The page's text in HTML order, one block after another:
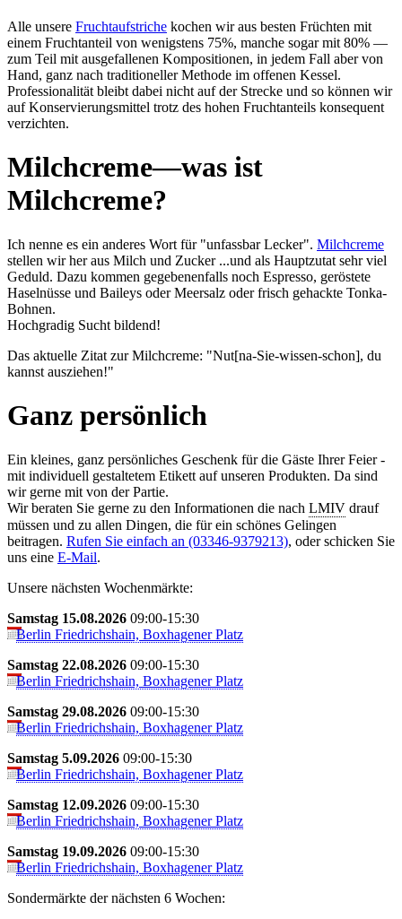
Alle unsere Frucht­auf­stri­che kochen wir aus besten Früch­ten mit
einem Frucht­an­teil von we­nigs­tens 75%, man­che sogar mit 80% —
zum Teil mit aus­ge­fal­le­nen Kom­po­si­tio­nen, in jedem Fall aber von
Hand, ganz nach tra­di­tion­el­ler Me­thode im of­fe­nen Kes­sel.
Professionalität bleibt dabei nicht auf der Strecke und so können wir
auf Kon­servierungs­mittel trotz des hohen Frucht­anteils konsequent
verzichten.
Milchcreme—was ist
Milchcreme?
Ich nen­ne es ein anderes Wort für "un­fass­bar Lec­ker". Milch­creme
stel­len wir her aus Milch und Zucker ...und als Haupt­zu­tat sehr viel
Ge­duld. Dazu kom­men ge­ge­be­nen­falls noch Es­presso, ge­rös­tete
Hasel­nüsse und Baileys oder Meer­salz oder frisch gehackte Tonka-
Boh­nen.
Hochgradig Sucht bildend!
Das aktuelle Zitat zur Milchcreme: "Nut[na-Sie-wissen-schon], du
kannst ausziehen!"
Ganz persönlich
Ein kleines, ganz persönliches Geschenk für die Gäste Ihrer Feier -
mit individuell gestaltetem Etikett auf unseren Produkten. Da sind
wir gerne mit von der Partie.
Wir beraten Sie gerne zu den Informationen die nach LMIV drauf
müssen und zu allen Dingen, die für ein schönes Gelingen
beitragen. Rufen Sie einfach an (03346-9379213), oder schicken Sie
uns eine E-Mail.
Unsere nächsten Wochenmärkte:
Samstag 15.08.2026 09:00-15:30
Berlin Friedrichshain, Boxhagener Platz
Samstag 22.08.2026 09:00-15:30
Berlin Friedrichshain, Boxhagener Platz
Samstag 29.08.2026 09:00-15:30
Berlin Friedrichshain, Boxhagener Platz
Samstag 5.09.2026 09:00-15:30
Berlin Friedrichshain, Boxhagener Platz
Samstag 12.09.2026 09:00-15:30
Berlin Friedrichshain, Boxhagener Platz
Samstag 19.09.2026 09:00-15:30
Berlin Friedrichshain, Boxhagener Platz
Sondermärkte der nächsten 6 Wochen: